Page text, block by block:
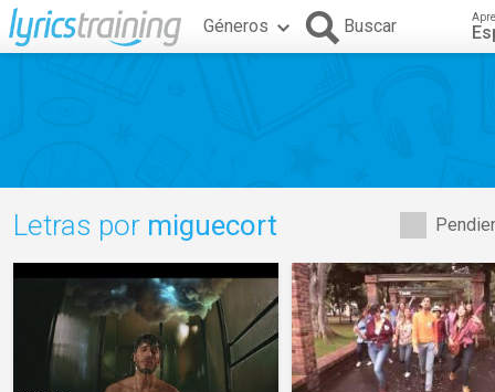
Géneros Buscar
Letras por miguecort